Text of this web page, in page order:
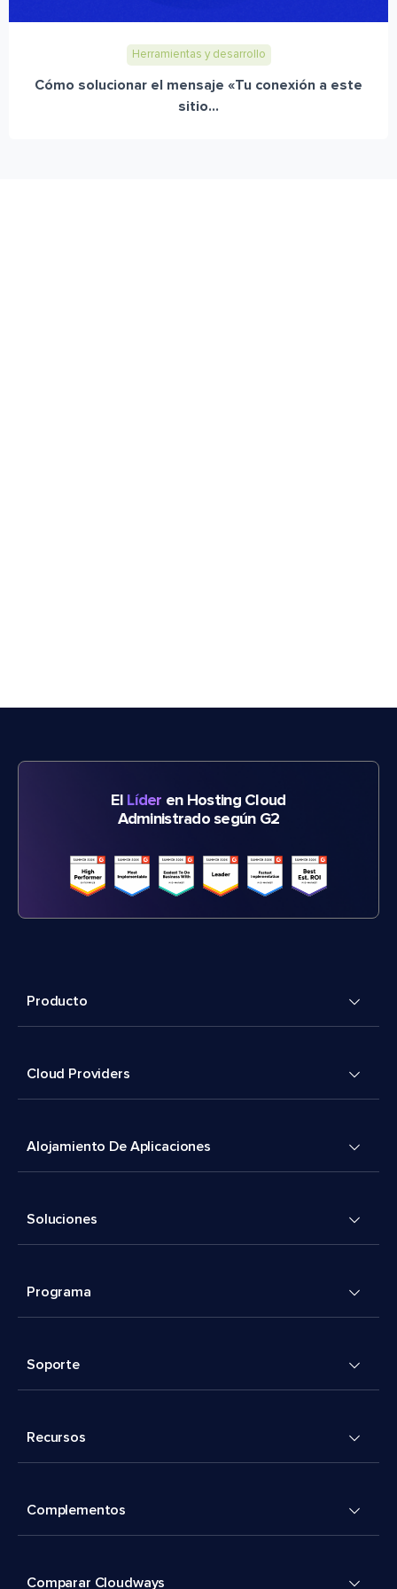
Herramientas y desarrollo
Cómo solucionar el mensaje «Tu conexión a este
sitio...
El Líder en Hosting Cloud
Administrado según G2
Producto
Cloud Providers
Alojamiento De Aplicaciones
Soluciones
Programa
Soporte
Recursos
Complementos
Comparar Cloudways